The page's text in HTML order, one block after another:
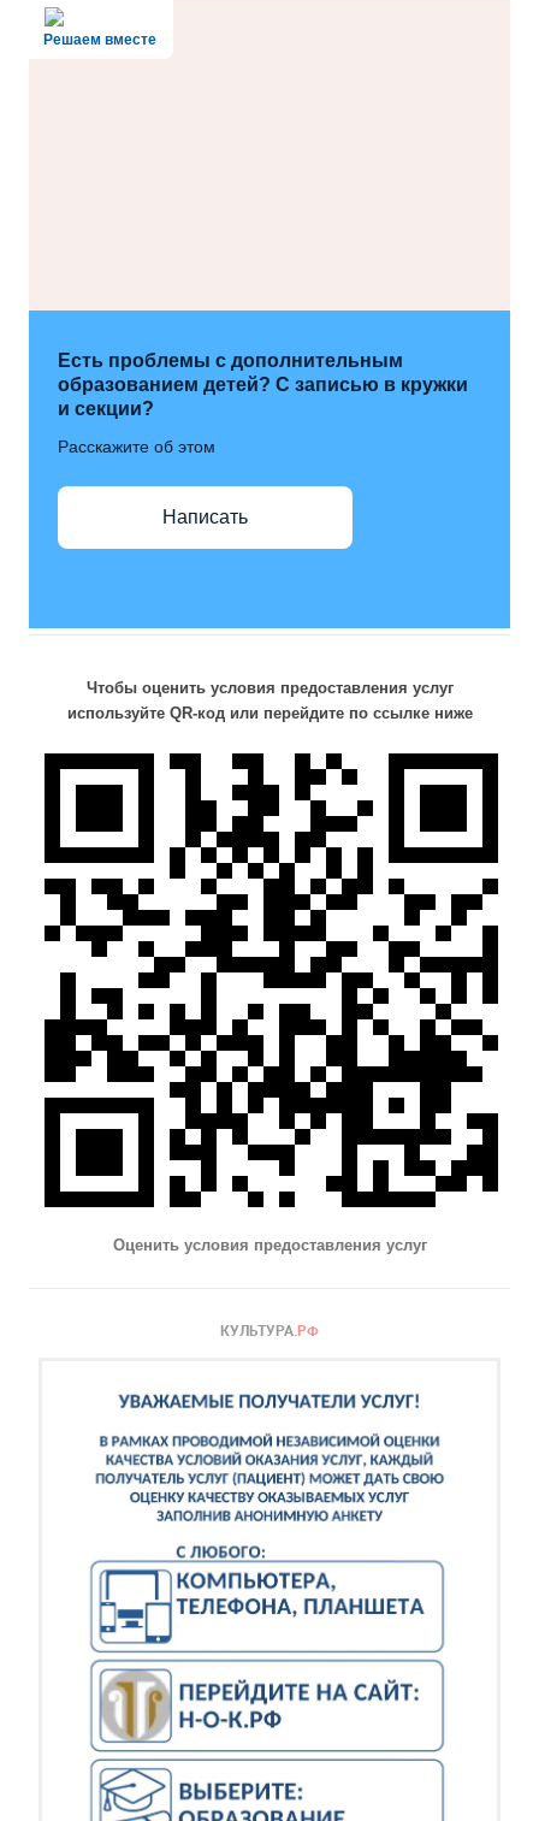
Решаем вместе
Есть проблемы с дополнительным
образованием детей? С записью в кружки
и секции?
Расскажите об этом
Написать
Чтобы оценить условия предоставления услуг
используйте QR-код или перейдите по ссылке ниже
Оценить условия предоставления услуг